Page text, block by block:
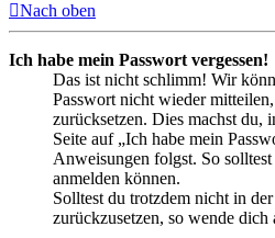
Nach oben
Ich habe mein Passwort vergessen!
Das ist nicht schlimm! Wir
Passwort nicht wieder
zurücksetzen. Dies machst du,
Seite auf „Ich habe mein
Anweisungen folgst. So
anmelden können.
Solltest du trotzdem nicht in
zurückzusetzen, so wende